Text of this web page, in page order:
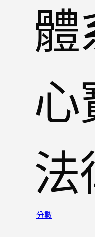
體
心
法
分數